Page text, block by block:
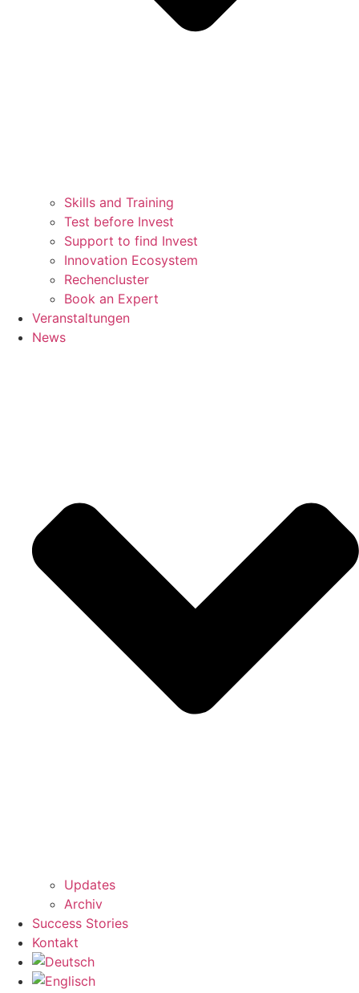
Skills and Training
Test before Invest
Support to find Invest
Innovation Ecosystem
Rechencluster​
Book an Expert
Veranstaltungen
News
Updates
Archiv
Success Stories
Kontakt